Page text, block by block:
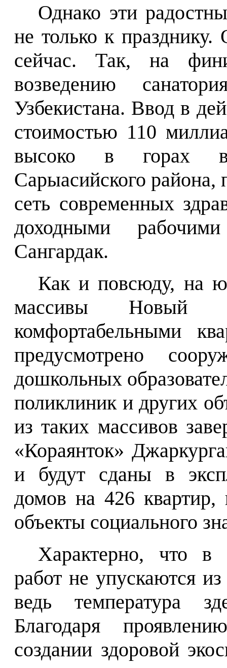
Однако эти
не только к
сейчас. Так, на
возведению
Узбекистана. Ввод в
стоимостью 110
высоко в горах в
Сарыасийского района,
сеть современных
доходными
Сангардак.
Как и повсюду, на
массивы Новый
комфортабельными
предусмотрено
дошкольных
поликлиник и других
из таких массивов
«Кораянток»
и будут сданы в
домов на 426
объекты социального
Характерно, что в
работ не упускаются
ведь температура
Благодаря
создании здоровой